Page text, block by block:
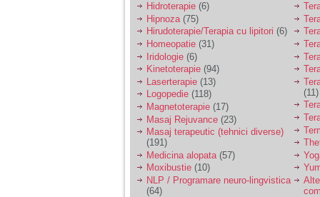
Hidroterapie (6)
Hipnoza (75)
Hirudoterapie/Terapia cu lipitori (6)
Homeopatie (31)
Iridologie (6)
Kinetoterapie (94)
Laserterapie (13)
Logopedie (118)
Magnetoterapie (17)
Masaj Rejuvance (23)
Masaj terapeutic (tehnici diverse)
(191)
Medicina alopata (57)
Moxibustie (10)
NLP / Programare neuro-lingvistica
(64)
(11)